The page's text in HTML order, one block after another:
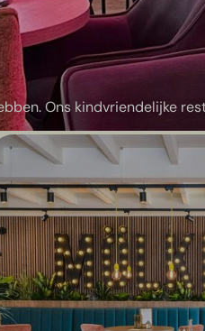
Ons kindvriendelijke